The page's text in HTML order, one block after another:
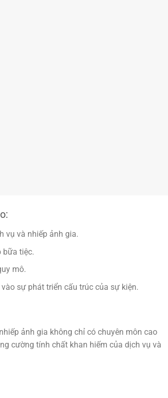
vụ và nhiếp ảnh gia.
bữa tiệc.
mô.
sự phát triển cấu trúc của sự kiện.
ảnh gia không chỉ có chuyên môn cao
cường tính chất khan hiếm của dịch vụ và